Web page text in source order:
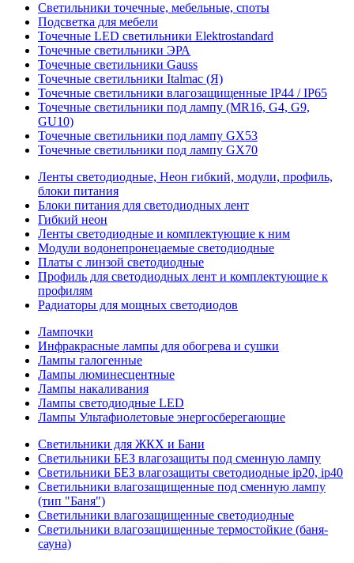
Светильники точечные, мебельные, споты
Подсветка для мебели
Точечные LED светильники Elektrostandard
Точечные светильники ЭРА
Точечные светильники Gauss
Точечные светильники Italmac (Я)
Точечные светильники влагозащищенные IP44 / IP65
Точечные светильники под лампу (MR16, G4, G9,
GU10)
Точечные светильники под лампу GX53
Точечные светильники под лампу GX70
Ленты светодиодные, Неон гибкий, модули, профиль,
блоки питания
Блоки питания для светодиодных лент
Гибкий неон
Ленты светодиодные и комплектующие к ним
Модули водонепронецаемые светодиодные
Платы с линзой светодиодные
Профиль для светодиодных лент и комплектующие к
профилям
Радиаторы для мощных светодиодов
Лампочки
Инфракрасные лампы для обогрева и сушки
Лампы галогенные
Лампы люминесцентные
Лампы накаливания
Лампы светодиодные LED
Лампы Ультафиолетовые энергосберегающие
Светильники для ЖКХ и Бани
Светильники БЕЗ влагозащиты под сменную лампу
Светильники БЕЗ влагозащиты светодиодные ip20, ip40
Светильники влагозащищенные под сменную лампу
(тип "Баня")
Светильники влагозащищенные светодиодные
Светильники влагозащищенные термостойкие (баня-
сауна)